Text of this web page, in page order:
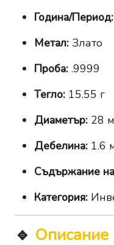
Година/Период:
Метал: Злато
Проба: .9999
Тегло: 15.55 г
Диаметър: 28
Дебелина: 1.6
Съдържание
Категория:
🔹 Описание